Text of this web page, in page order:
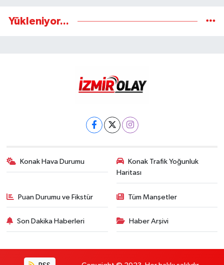
Yükleniyor...
Konak Hava Durumu
Konak Trafik Yoğunluk
Haritası
Puan Durumu ve Fikstür Tüm Manşetler
Son Dakika Haberleri Haber Arşivi